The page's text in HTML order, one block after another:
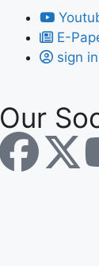
E-
sign in
Our